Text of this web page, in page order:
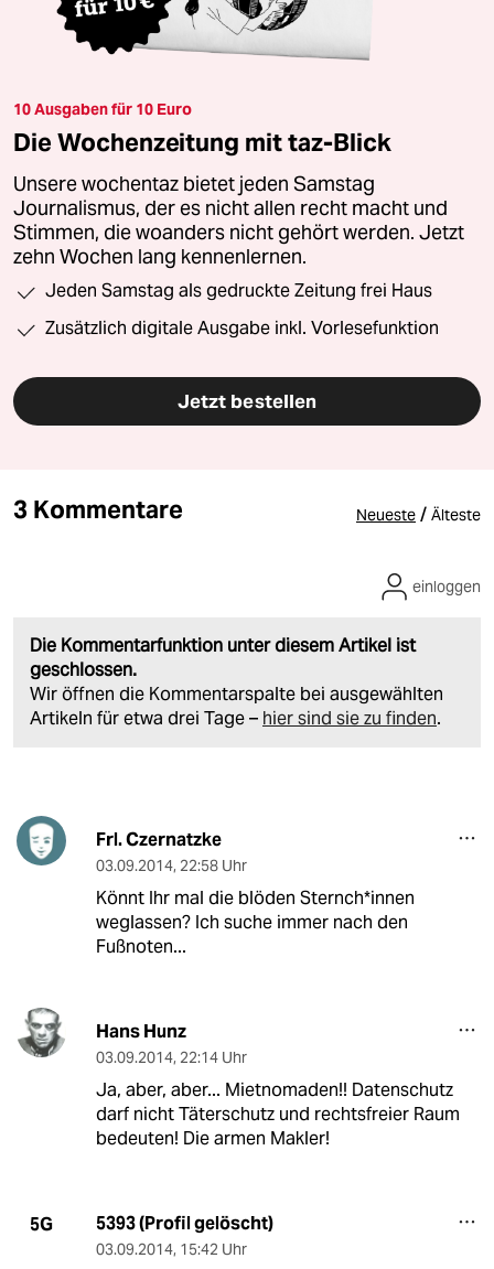
10 Ausgaben für 10 Euro
Die Wochenzeitung mit taz-Blick
Unsere wochentaz bietet jeden Samstag
Journalismus, der es nicht allen recht macht und
Stimmen, die woanders nicht gehört werden. Jetzt
zehn Wochen lang kennenlernen.
Jeden Samstag als gedruckte Zeitung frei Haus
Zusätzlich digitale Ausgabe inkl. Vorlesefunktion
Jetzt bestellen
3 Kommentare Neueste / Älteste
Die Kommentarfunktion unter diesem Artikel ist
geschlossen.
Wir öffnen die Kommentarspalte bei ausgewählten
Artikeln für etwa drei Tage – hier sind sie zu finden.
einloggen
Frl. Czernatzke
03.09.2014, 22:58 Uhr
Könnt Ihr mal die blöden Sternch*innen
weglassen? Ich suche immer nach den
Fußnoten...
Hans Hunz
03.09.2014, 22:14 Uhr
Ja, aber, aber... Mietnomaden!! Datenschutz
darf nicht Täterschutz und rechtsfreier Raum
bedeuten! Die armen Makler!
5G 5393 (Profil gelöscht)
03.09.2014, 15:42 Uhr